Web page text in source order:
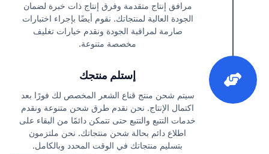
مرافق إنتاج متقدمة وفرق إنتاج ذات خبرة لضمان
الجودة العالية لمنتجاتك. نقوم أيضًا بإجراء اختبارات
صارمة لمراقبة الجودة ونقدم خيارات تغليف
مخصصة متنوعة.
3
إستلم منتجك
سيتم شحن منتج قناع الشعر المخصص لك فورًا بعد
اكتمال الإنتاج. نحن نقدم طرق شحن متنوعة ونقدم
خدمات التتبع والتتبع حتى تتمكن دائمًا من البقاء على
اطلاع دائم بحالة شحن منتجاتك. نحن ملتزمون
بتسليم منتجاتك في الوقت المحدد وبالكامل.